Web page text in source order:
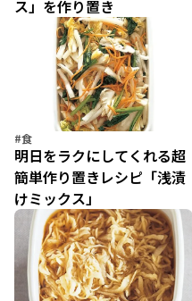
ス」を作り置き
#食
明日をラクにしてくれる超
簡単作り置きレシピ「浅漬
けミックス」